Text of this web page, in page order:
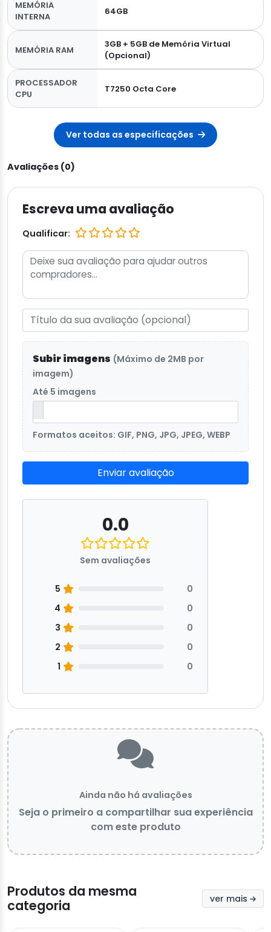
MEMÓRIA
INTERNA
64GB
MEMÓRIA RAM
3GB + 5GB de Memória Virtual
(Opcional)
PROCESSADOR
CPU
T7250 Octa Core
Ver todas as especificações
Avaliações (0)
Escreva uma avaliação
Qualificar:
Subir imagens (Máximo de 2MB por
imagem)
Até 5 imagens
Formatos aceitos: GIF, PNG, JPG, JPEG, WEBP
Enviar avaliação
0.0
Sem avaliações
5
0
4
0
3
0
2
0
1
0
Ainda não há avaliações
Seja o primeiro a compartilhar sua experiência
com este produto
Produtos da mesma
categoria
ver mais